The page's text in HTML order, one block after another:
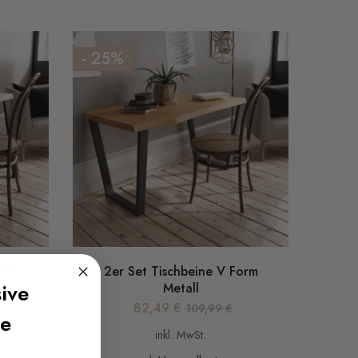
- 25%
2er Set Tischbeine V Form
Metall
82,49 € 109,99€
inkl. MwSt.